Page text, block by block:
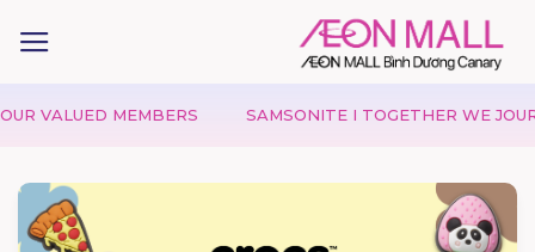
MEMBERS SAMSONITE I TOGETHER WE